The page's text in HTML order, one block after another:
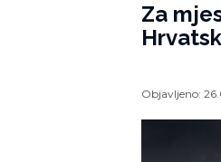
Za
Objavljeno: